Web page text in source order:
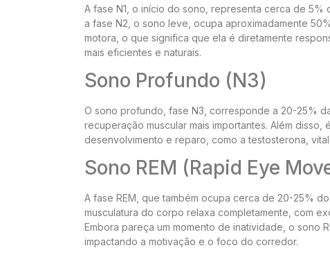
A fase N1, o início do sono, representa cerca de 5%
a fase N2, o sono leve, ocupa aproximadamente
motora, o que significa que ela é diretamente
mais eficientes e naturais.
Sono Profundo (N3)
O sono profundo, fase N3, corresponde a 20-25%
recuperação muscular mais importantes. Além
desenvolvimento e reparo, como a testosterona,
Sono REM (Rapid Eye
A fase REM, que também ocupa cerca de 20-25%
musculatura do corpo relaxa completamente, com
Embora pareça um momento de inatividade, o sono
impactando a motivação e o foco do corredor.